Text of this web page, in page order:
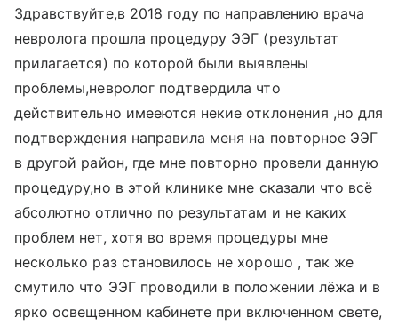
Здравствуйте,в 2018 году по направлению врача
невролога прошла процедуру ЭЭГ (результат
прилагается) по которой были выявлены
проблемы,невролог подтвердила что
действительно имееются некие отклонения ,но для
подтверждения направила меня на повторное ЭЭГ
в другой район, где мне повторно провели данную
процедуру,но в этой клинике мне сказали что всё
абсолютно отлично по результатам и не каких
проблем нет, хотя во время процедуры мне
несколько раз становилось не хорошо , так же
смутило что ЭЭГ проводили в положении лёжа и в
ярко освещенном кабинете при включенном свете,